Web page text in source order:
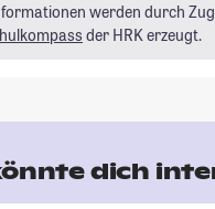
werden durch
der HRK erzeugt.
dich